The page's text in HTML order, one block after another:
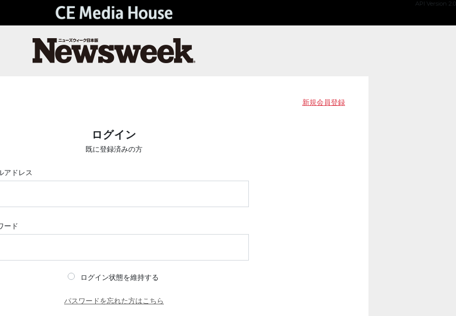
API Version 2.0
新規会員登録
ログイン
既に登録済みの方
アドレス
ード
ログイン状態を維持する
パスワードを忘れた方はこちら